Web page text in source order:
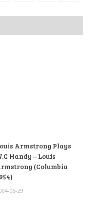
Armstrong Plays
Handy – Louis
(Columbia
06-29